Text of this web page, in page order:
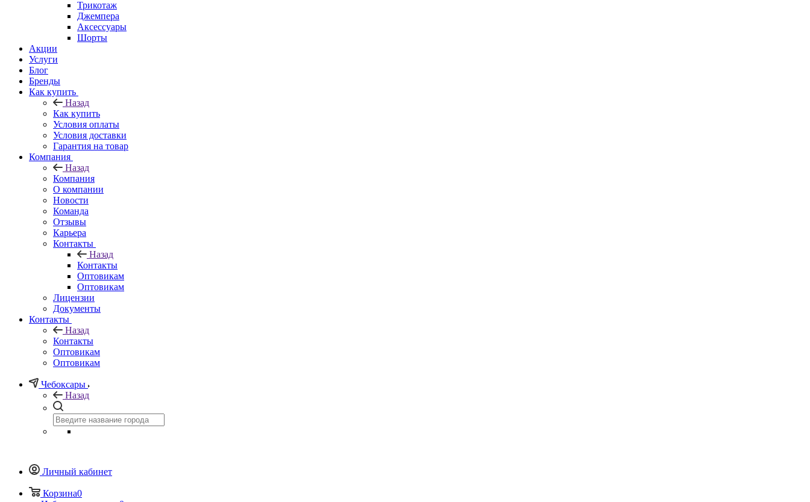
Трикотаж
Джемпера
Аксессуары
Шорты
Акции
Услуги
Блог
Бренды
Как купить
Назад
Как купить
Условия оплаты
Условия доставки
Гарантия на товар
Компания
Назад
Компания
О компании
Новости
Команда
Отзывы
Карьера
Контакты
Назад
Контакты
Оптовикам
Оптовикам
Лицензии
Документы
Контакты
Назад
Контакты
Оптовикам
Оптовикам
Чебоксары
Назад
Личный кабинет
Корзина0